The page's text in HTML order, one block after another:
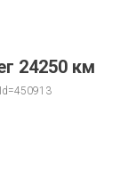
24250 км